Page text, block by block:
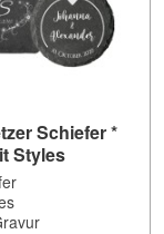
Schiefer *
Styles